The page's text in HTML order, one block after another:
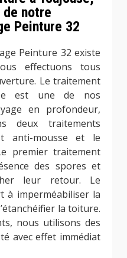
notre
Peinture 32
Peinture 32 existe
effectuons tous
Le traitement
est une de nos
en profondeur,
deux traitements
anti-mousse et le
premier traitement
des spores et
leur retour. Le
à imperméabiliser la
la toiture.
nous utilisons des
avec effet immédiat